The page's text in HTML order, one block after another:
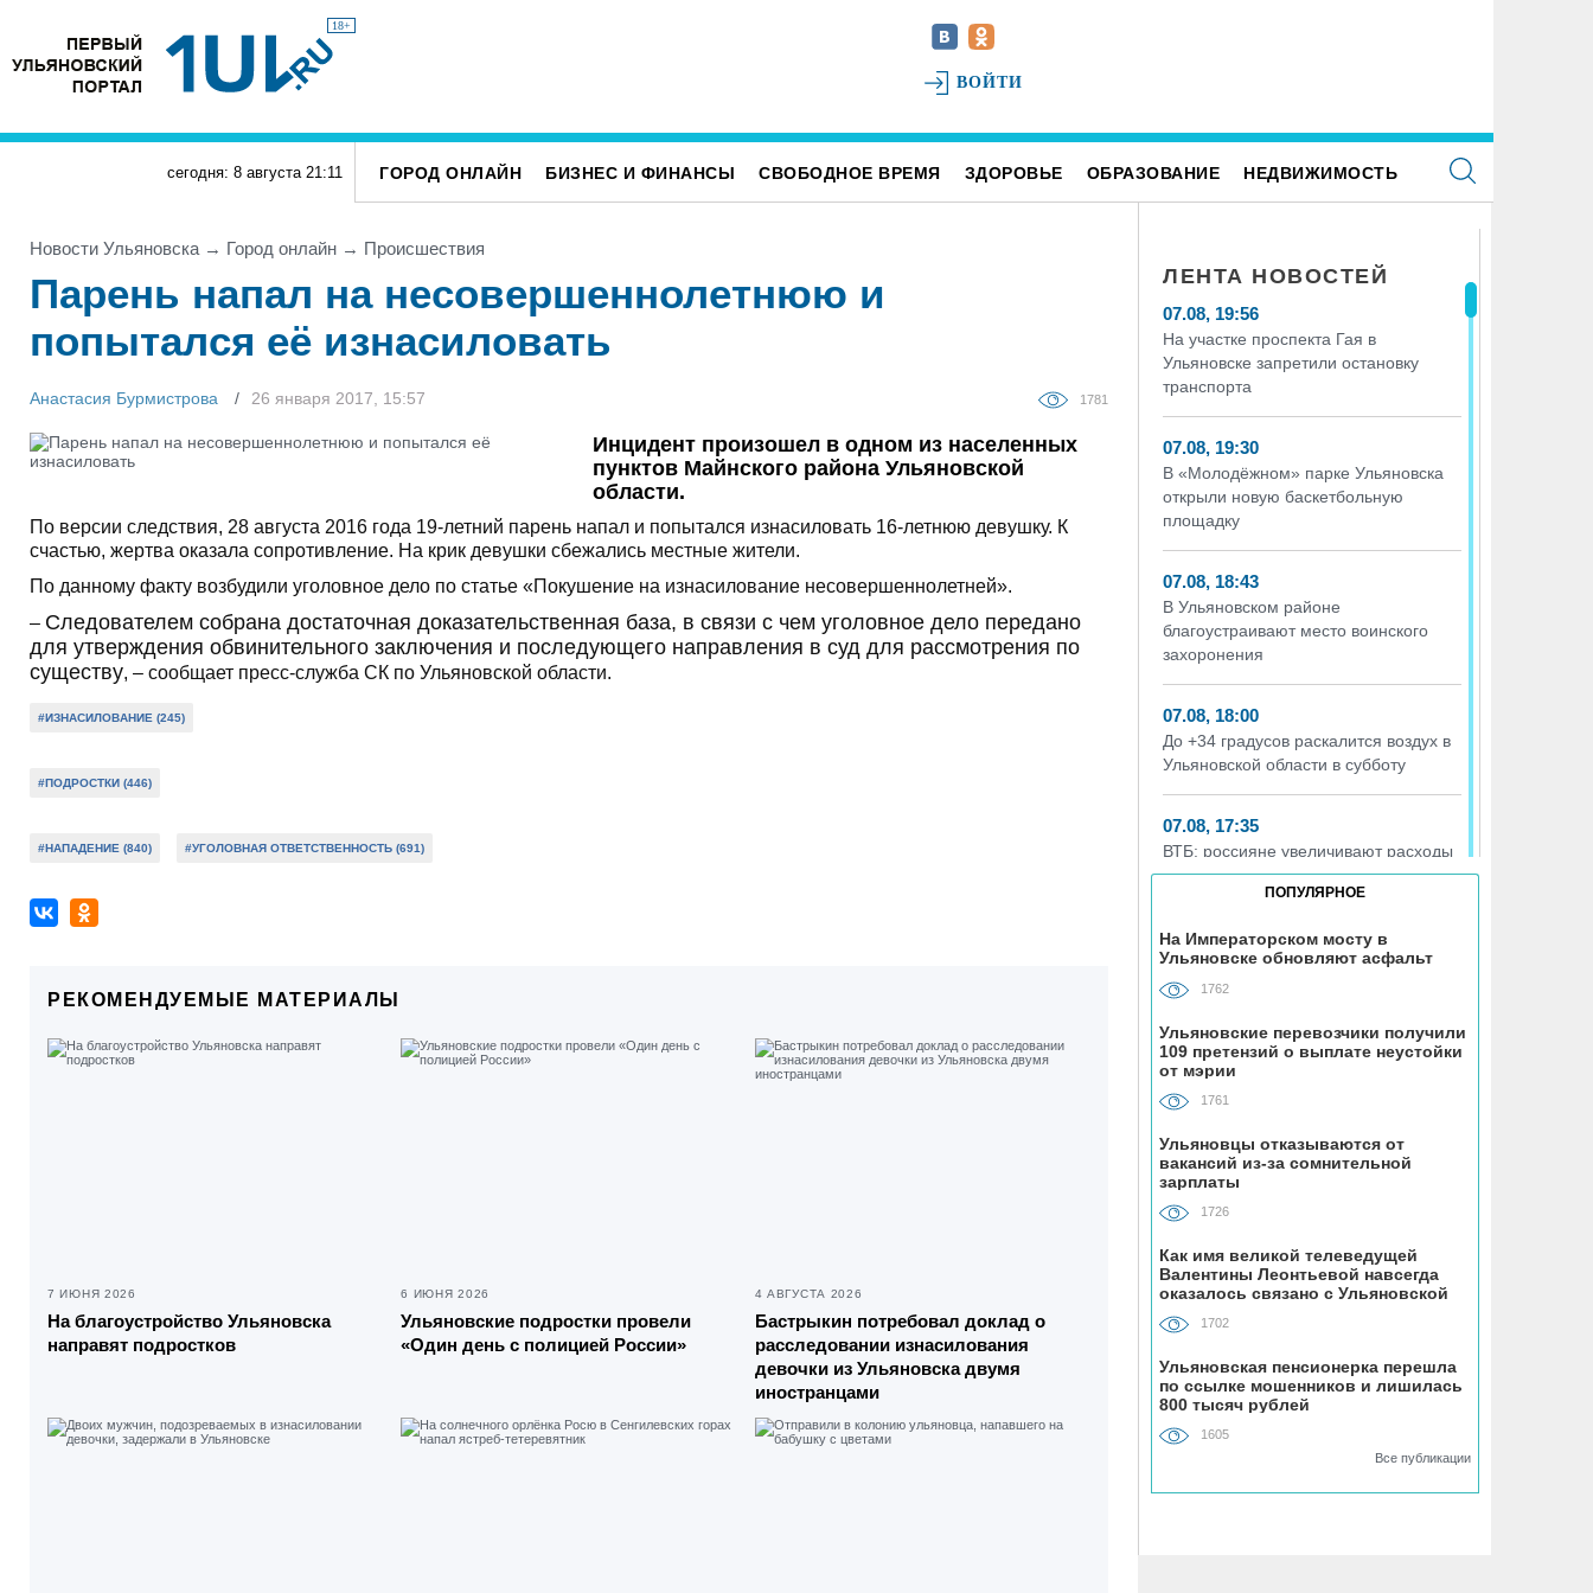
18+
ВОЙТИ
сегодня: 8 августа 21:11 ГОРОД ОНЛАЙН БИЗНЕС И ФИНАНСЫ СВОБОДНОЕ ВРЕМЯ ЗДОРОВЬЕ ОБРАЗОВАНИЕ НЕДВИЖИМОСТЬ
Новости Ульяновска → Город онлайн → Проиcшествия
Парень напал на несовершеннолетнюю и
попытался её изнасиловать
Анастасия Бурмистрова 26 января 2017, 15:57 1781
Инцидент произошел в одном из населенных
пунктов Майнского района Ульяновской
области.
По версии следствия, 28 августа 2016 года 19-летний парень напал и попытался изнасиловать 16-летнюю девушку. К
счастью, жертва оказала сопротивление. На крик девушки сбежались местные жители.
По данному факту возбудили уголовное дело по статье «Покушение на изнасилование несовершеннолетней».
– Следователем собрана достаточная доказательственная база, в связи с чем уголовное дело передано
для утверждения обвинительного заключения и последующего направления в суд для рассмотрения по
существу, – сообщает пресс-служба СК по Ульяновской области.
#ИЗНАСИЛОВАНИЕ (245)
#ПОДРОСТКИ (446)
#НАПАДЕНИЕ (840) #УГОЛОВНАЯ ОТВЕТСТВЕННОСТЬ (691)
РЕКОМЕНДУЕМЫЕ МАТЕРИАЛЫ
7 ИЮНЯ 2026
На благоустройство Ульяновска
направят подростков
6 ИЮНЯ 2026
Ульяновские подростки провели
«Один день с полицией России»
4 АВГУСТА 2026
Бастрыкин потребовал доклад о
расследовании изнасилования
девочки из Ульяновска двумя
иностранцами
ЛЕНТА НОВОСТЕЙ
07.08, 19:56
На участке проспекта Гая в
Ульяновске запретили остановку
транспорта
07.08, 19:30
В «Молодёжном» парке Ульяновска
открыли новую баскетбольную
площадку
07.08, 18:43
В Ульяновском районе
благоустраивают место воинского
захоронения
07.08, 18:00
До +34 градусов раскалится воздух в
Ульяновской области в субботу
07.08, 17:35
ВТБ: россияне увеличивают расходы
на спорт и здоровый образ жизни
07.08, 17:35
В Чердаклинском районе в ДТП
попал 14-летний подросток
07.08, 17:00
«Ульяновскэнерго» передали под
управление нового лидера из
07.08, 16:25
Ульяновец отдал мошенникам почти
машину из Европы
07.08, 16:00
УАЗ сделает гламурный внедорожник
для ведущей Первого канала
07.08, 15:25
На Центральном пляже Ульяновска
бассейну
ПОПУЛЯРНОЕ
На Императорском мосту в
Ульяновске обновляют асфальт
1762
Ульяновские перевозчики получили
109 претензий о выплате неустойки
от мэрии
1761
Ульяновцы отказываются от
вакансий из-за сомнительной
зарплаты
1726
Как имя великой телеведущей
Валентины Леонтьевой навсегда
оказалось связано с Ульяновской
областью
1702
Ульяновская пенсионерка перешла
по ссылке мошенников и лишилась
800 тысяч рублей
1605
Все публикации